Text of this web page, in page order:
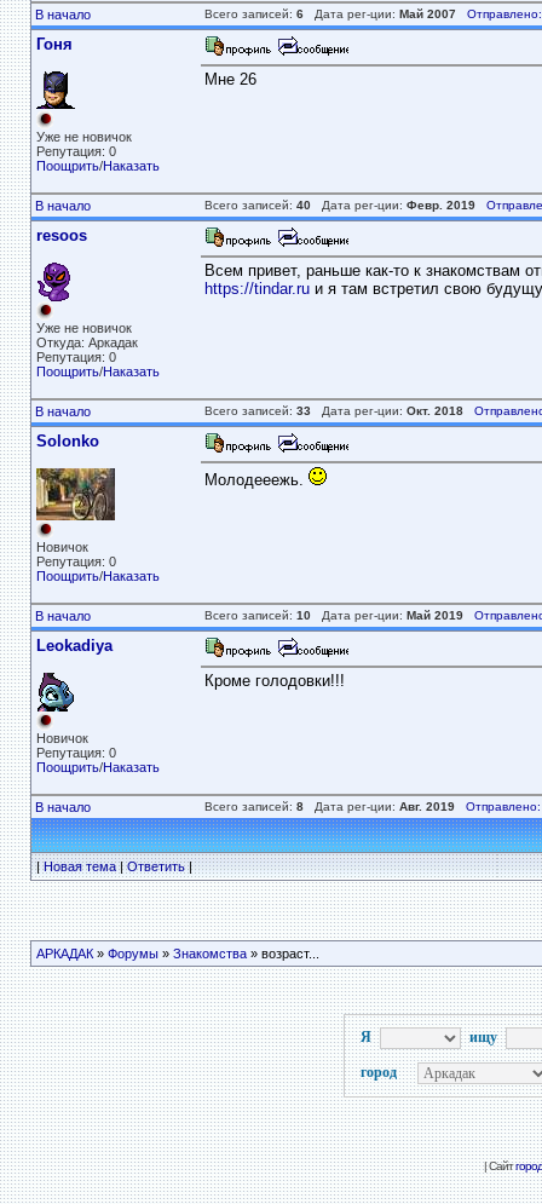
В начало Всего записей: 6Дата рег-ции: Май 2007 Отправлено:
Гоня
Уже не новичок
Репутация: 0
Поощрить/Наказать
Мне 26
В начало Всего записей: 40Дата рег-ции: Февр. 2019
resoos
Уже не новичок
Откуда: Аркадак
Репутация: 0
Поощрить/Наказать
Всем привет, раньше как-то к знакомствам
https://tindar.ruи я там встретил свою
В начало Всего записей: 33Дата рег-ции: Окт. 2018
Solonko
Новичок
Репутация: 0
Поощрить/Наказать
Молодееежь.
В начало Всего записей: 10Дата рег-ции: Май 2019
Leokadiya
Новичок
Репутация: 0
Поощрить/Наказать
Кроме голодовки!!!
В начало Всего записей: 8Дата рег-ции: Авг. 2019 Отправлено:
|Новая тема|Ответить|
АРКАДАК» Форумы» Знакомства» возраст...
Я ищу
город
| Сайт